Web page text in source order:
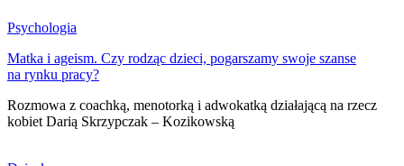
Psychologia
Matka i ageism. Czy rodząc dzieci, pogarszamy swoje szanse
na rynku pracy?
Rozmowa z coachką, menotorką i adwokatką działającą na rzecz
kobiet Darią Skrzypczak – Kozikowską